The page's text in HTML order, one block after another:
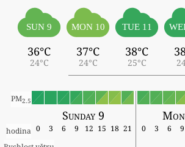
SUN 9
36°C
24°C
MON 10
37°C
24°C
TUE 11
38°C
25°C
PM2.5
Sunday 9
hodina 0 3 6 9 12 15 18 21 0 3 6 9